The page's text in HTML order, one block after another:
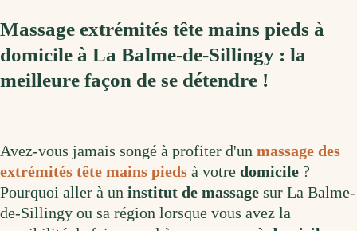
Massage extrémités tête mains pieds à
domicile à La Balme-de-Sillingy : la
meilleure façon de se détendre !
Avez-vous jamais songé à profiter d'un massage des
extrémités tête mains pieds à votre domicile ?
Pourquoi aller à un institut de massage sur La Balme-
de-Sillingy ou sa région lorsque vous avez la